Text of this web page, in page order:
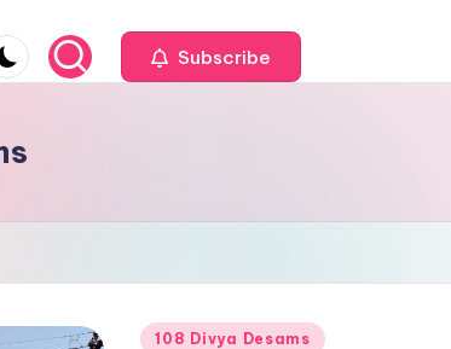
Subscribe
Posted
108 Divya Desams